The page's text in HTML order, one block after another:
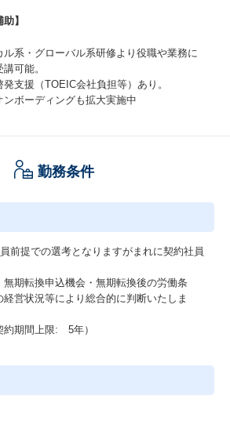
】
ル系・グローバル系研修より役職や業務に
可能。
支援（TOEIC会社負担等）あり。
ボーディングも拡大実施中
勤務条件
前提での選考となりますがまれに契約社員
期転換申込機会・無期転換後の労働条
営状況等により総合的に判断いたしま
約期間上限: 5年）